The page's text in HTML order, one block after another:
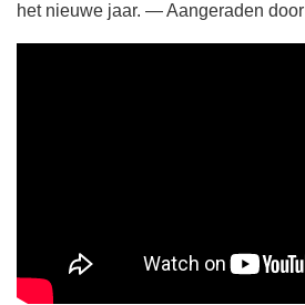
het nieuwe jaar. — Aangeraden door